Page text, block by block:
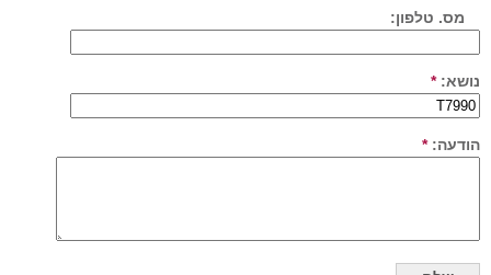
מס. טלפון:
נושא:*
הודעה:*